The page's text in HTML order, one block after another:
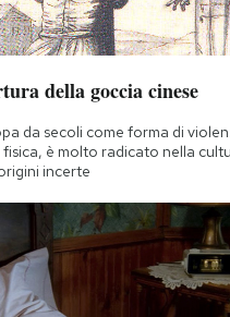
della goccia cinese
da secoli come forma di
è molto radicato nella
incerte